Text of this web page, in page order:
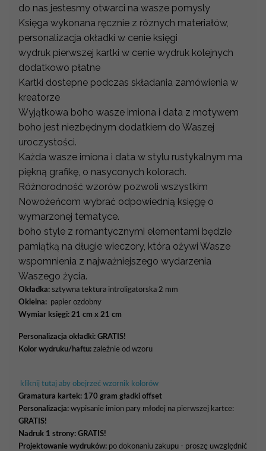
do nas jestesmy otwarci na wasze pomysly
Księga wykonana ręcznie z róznych materiałów,
personalizacja okładki w cenie księgi
wydruk pierwszej kartki w cenie wydruk kolejnych
dodatkowo płatne
Kartki dostepne podczas składania zamówienia w
kreatorze
Wyjątkowa boho wasze imiona i data z motywem
boho jest niezbędnym dodatkiem do Waszej
uroczystości.
Każda wasze imiona i data w stylu rustykalnym ma
piękną grafikę, o nasyconych kolorach.
Różnorodność wzorów pozwoli wszystkim
Nowożeńcom wybrać odpowiednią księgę o
wymarzonej tematyce.
boho style z romantycznymi elementami będzie
pamiątką na długie wieczory, która ożywi Wasze
wspomnienia z najważniejszego wydarzenia
Waszego życia.
Okładka: sztywna tektura introligatorska 2 mm
Okleina: papier ozdobny
Wymiar księgi: 21 cm x 21 cm
Personalizacja okładki: GRATIS!
Kolor wydruku/haftu: zależnie od wzoru
kliknij tutaj aby obejrzeć wzornik kolorów
Gramatura kartek: 170 gram gładki offset
Personalizacja: wypisanie imion pary młodej na pierwszej kartce:
GRATIS!
Nadruk 1 strony: GRATIS!
Projektowanie wydruków: po dokonaniu zakupu - proszę uwzględnić